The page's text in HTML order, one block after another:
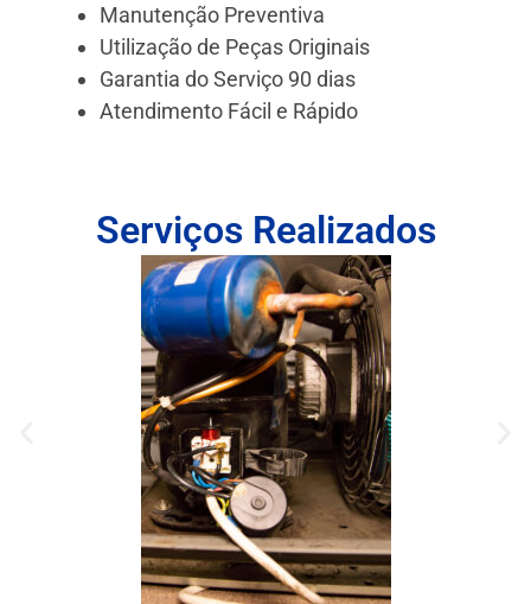
Manutenção Preventiva
Utilização de Peças Originais
Garantia do Serviço 90 dias
Atendimento Fácil e Rápido
Serviços Realizados